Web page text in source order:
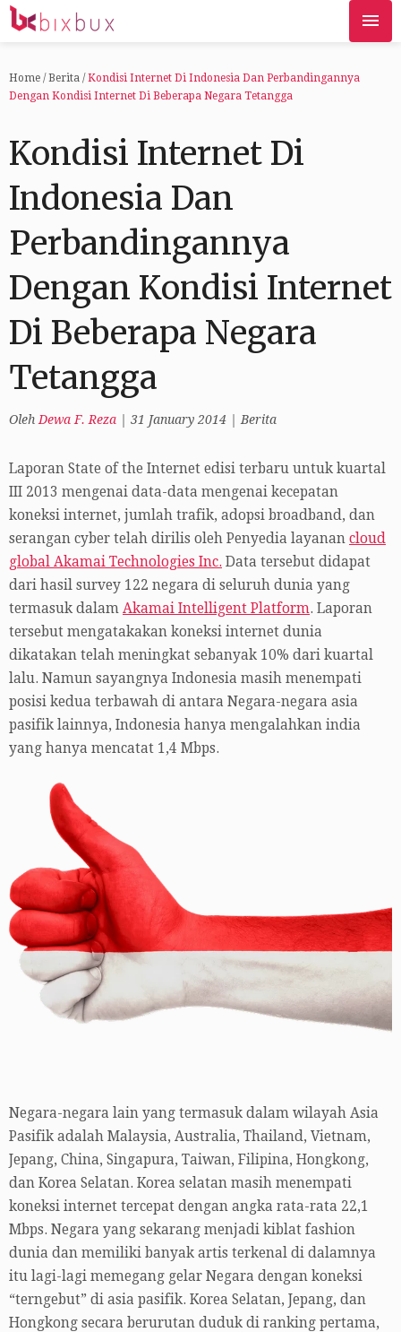
Home / Berita / Kondisi Internet Di Indonesia Dan Perbandingannya
Dengan Kondisi Internet Di Beberapa Negara Tetangga
Kondisi Internet Di
Indonesia Dan
Perbandingannya
Dengan Kondisi Internet
Di Beberapa Negara
Tetangga
Oleh Dewa F. Reza 31 January 2014 Berita
Laporan State of the Internet edisi terbaru untuk kuartal
III 2013 mengenai data-data mengenai kecepatan
koneksi internet, jumlah trafik, adopsi broadband, dan
serangan cyber telah dirilis oleh Penyedia layanan cloud
global Akamai Technologies Inc. Data tersebut didapat
dari hasil survey 122 negara di seluruh dunia yang
termasuk dalam Akamai Intelligent Platform. Laporan
tersebut mengatakakan koneksi internet dunia
dikatakan telah meningkat sebanyak 10% dari kuartal
lalu. Namun sayangnya Indonesia masih menempati
posisi kedua terbawah di antara Negara-negara asia
pasifik lainnya, Indonesia hanya mengalahkan india
yang hanya mencatat 1,4 Mbps.
Negara-negara lain yang termasuk dalam wilayah Asia
Pasifik adalah Malaysia, Australia, Thailand, Vietnam,
Jepang, China, Singapura, Taiwan, Filipina, Hongkong,
dan Korea Selatan. Korea selatan masih menempati
koneksi internet tercepat dengan angka rata-rata 22,1
Mbps. Negara yang sekarang menjadi kiblat fashion
dunia dan memiliki banyak artis terkenal di dalamnya
itu lagi-lagi memegang gelar Negara dengan koneksi
“terngebut” di asia pasifik. Korea Selatan, Jepang, dan
Hongkong secara berurutan duduk di ranking pertama,